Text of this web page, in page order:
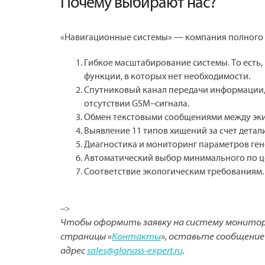
«Навигационные системы» — компания полного
Гибкое масштабирование системы. То
функции, в которых нет необходимости.
Спутниковый канал передачи
отсутствии GSM–сигнала.
Обмен текстовыми сообщениями между
Выявление 11 типов хищений за счет
Диагностика и мониторинг параметров
Автоматический выбор минимального по
Соответствие экологическим требованиям.
-->
Чтобы оформить заявку на систему
страницы «Контакты», оставьте
адресsales@glonass-expert.ru.